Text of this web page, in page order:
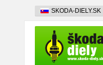
SKODA-DIELY.SK